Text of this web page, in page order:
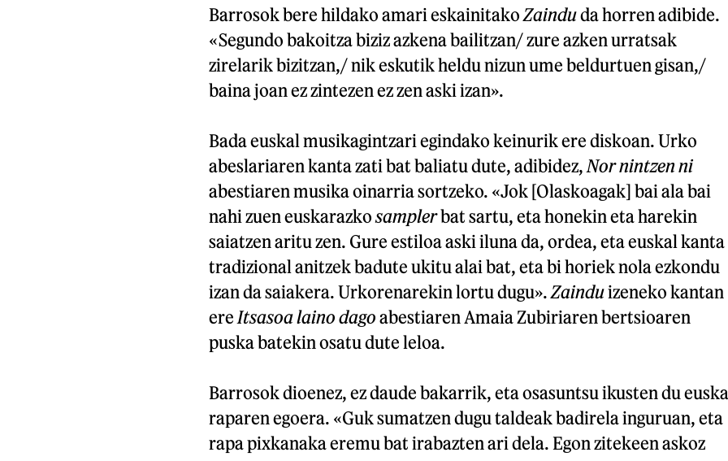
Barrosok bere hildako amari eskainitako Zainduda horren adibide.
«Segundo bakoitza biziz azkena bailitzan/ zure azken urratsak
zirelarik bizitzan,/ nik eskutik heldu nizun ume beldurtuen gisan,/
baina joan ez zintezen ez zen aski izan».
Bada euskal musikagintzari egindako keinurik ere diskoan. Urko
abeslariaren kanta zati bat baliatu dute, adibidez, Nor nintzen ni
abestiaren musika oinarria sortzeko. «Jok [Olaskoagak] bai ala bai
nahi zuen euskarazko samplerbat sartu, eta honekin eta harekin
saiatzen aritu zen. Gure estiloa aski iluna da, ordea, eta euskal kanta
tradizional anitzek badute ukitu alai bat, eta bi horiek nola ezkondu
izan da saiakera. Urkorenarekin lortu dugu». Zainduizeneko kantan
ere Itsasoa laino dago abestiaren Amaia Zubiriaren bertsioaren
puska batekin osatu dute leloa.
Barrosok dioenez, ez daude bakarrik, eta osasuntsu ikusten du
raparen egoera. «Guk sumatzen dugu taldeak badirela inguruan, eta
rapa pixkanaka eremu bat irabazten ari dela. Egon zitekeen askoz